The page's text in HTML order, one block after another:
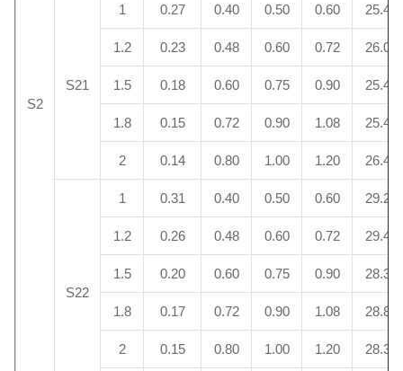
S2
S21
1 0.27 0.40 0.50 0.60 25.4
1.2 0.23 0.48 0.60 0.72 26.0
1.5 0.18 0.60 0.75 0.90 25.4
1.8 0.15 0.72 0.90 1.08 25.4
2 0.14 0.80 1.00 1.20 26.4
S22
1 0.31 0.40 0.50 0.60 29.2
1.2 0.26 0.48 0.60 0.72 29.4
1.5 0.20 0.60 0.75 0.90 28.3
1.8 0.17 0.72 0.90 1.08 28.8
2 0.15 0.80 1.00 1.20 28.3